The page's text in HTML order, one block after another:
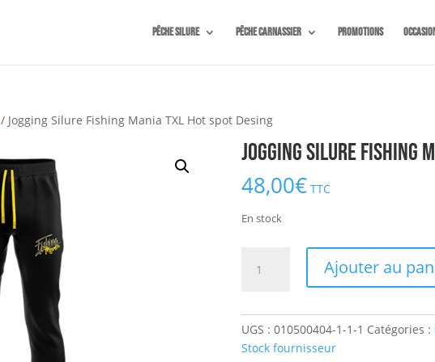
Pêche silure Pêche carnassier Promotions
/ Jogging Silure Fishing Mania TXL Hot spot Desing
Jogging Silure Fishing
48,00€ TTC
En stock
Silure
Fishing
Mania
Ajouter au
UGS : 010500404-1-1-1 Catégories :
Stock fournisseur